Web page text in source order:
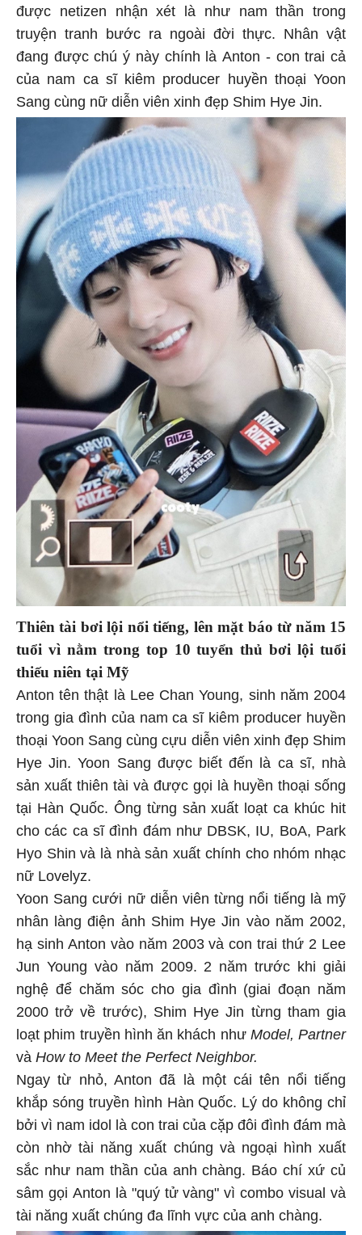
được netizen nhận xét là như nam thần trong
truyện tranh bước ra ngoài đời thực. Nhân vật
đang được chú ý này chính là Anton - con trai cả
của nam ca sĩ kiêm producer huyền thoại Yoon
Sang cùng nữ diễn viên xinh đẹp Shim Hye Jin.
Thiên tài bơi lội nổi tiếng, lên mặt báo từ năm 15
tuổi vì nằm trong top 10 tuyển thủ bơi lội tuổi
thiếu niên tại Mỹ
Anton tên thật là Lee Chan Young, sinh năm 2004
trong gia đình của nam ca sĩ kiêm producer huyền
thoại Yoon Sang cùng cựu diễn viên xinh đẹp Shim
Hye Jin. Yoon Sang được biết đến là ca sĩ, nhà
sản xuất thiên tài và được gọi là huyền thoại sống
tại Hàn Quốc. Ông từng sản xuất loạt ca khúc hit
cho các ca sĩ đình đám như DBSK, IU, BoA, Park
Hyo Shin và là nhà sản xuất chính cho nhóm nhạc
nữ Lovelyz.
Yoon Sang cưới nữ diễn viên từng nổi tiếng là mỹ
nhân làng điện ảnh Shim Hye Jin vào năm 2002,
hạ sinh Anton vào năm 2003 và con trai thứ 2 Lee
Jun Young vào năm 2009. 2 năm trước khi giải
nghệ để chăm sóc cho gia đình (giai đoạn năm
2000 trở về trước), Shim Hye Jin từng tham gia
loạt phim truyền hình ăn khách như Model, Partner
và How to Meet the Perfect Neighbor.
Ngay từ nhỏ, Anton đã là một cái tên nổi tiếng
khắp sóng truyền hình Hàn Quốc. Lý do không chỉ
bởi vì nam idol là con trai của cặp đôi đình đám mà
còn nhờ tài năng xuất chúng và ngoại hình xuất
sắc như nam thần của anh chàng. Báo chí xứ củ
sâm gọi Anton là "quý tử vàng" vì combo visual và
tài năng xuất chúng đa lĩnh vực của anh chàng.